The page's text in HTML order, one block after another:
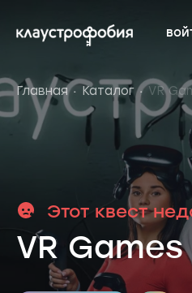
Главная Каталог VR
Этот квест
VR Games